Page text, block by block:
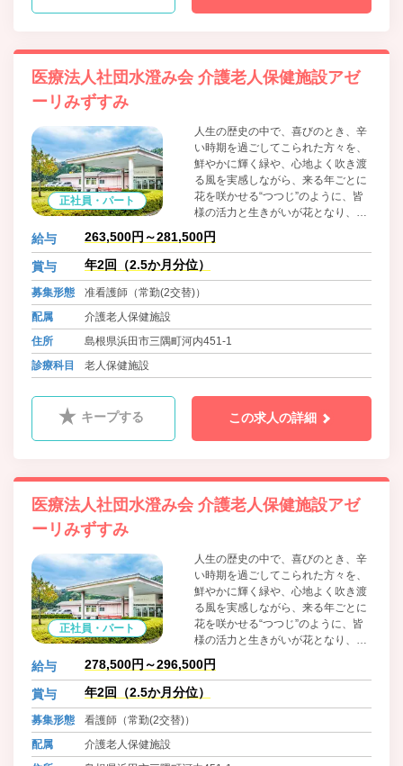
診断科、麻酔科、歯科口腔外科、小児科
医療法人社団水澄み会 介護老人保健施設アゼ
ーリみずすみ
正社員・パート
人生の歴史の中で、喜びのとき、辛
い時期を過ごしてこられた方々を、
鮮やかに輝く緑や、心地よく吹き渡
る風を実感しながら、来る年ごとに
花を咲かせる“つつじ”のように、皆
様の活力と生きがいが花となり、そ
して実となることを祈っています。
給与 263,500円～281,500円
賞与 年2回（2.5か月分位）
募集形態
准看護師（常勤(2交替)）
配属
介護老人保健施設
住所
島根県浜田市三隅町河内451-1
診療科目
老人保健施設
キープする この求人の詳細
医療法人社団水澄み会 介護老人保健施設アゼ
ーリみずすみ
正社員・パート
人生の歴史の中で、喜びのとき、辛
い時期を過ごしてこられた方々を、
鮮やかに輝く緑や、心地よく吹き渡
る風を実感しながら、来る年ごとに
花を咲かせる“つつじ”のように、皆
様の活力と生きがいが花となり、そ
して実となることを祈っています。
給与 278,500円～296,500円
賞与 年2回（2.5か月分位）
募集形態
看護師（常勤(2交替)）
配属
介護老人保健施設